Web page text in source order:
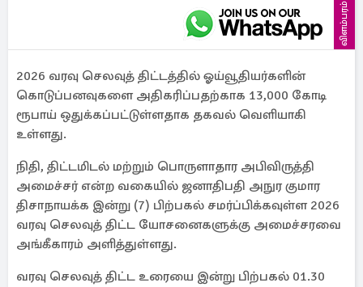
விளம்பரம்
2026 வரவு செலவுத் திட்டத்தில் ஓய்வூதியர்களின்
கொடுப்பனவுகளை அதிகரிப்பதற்காக 13,000 கோடி
ரூபாய் ஒதுக்கப்பட்டுள்ளதாக தகவல் வெளியாகி
உள்ளது.
நிதி, திட்டமிடல் மற்றும் பொருளாதார அபிவிருத்தி
அமைச்சர் என்ற வகையில் ஜனாதிபதி அநுர குமார
திசாநாயக்க இன்று (7) பிற்பகல் சமர்ப்பிக்கவுள்ள 2026
வரவு செலவுத் திட்ட யோசனைகளுக்கு அமைச்சரவை
அங்கீகாரம் அளித்துள்ளது.
வரவு செலவுத் திட்ட உரையை இன்று பிற்பகல் 01.30